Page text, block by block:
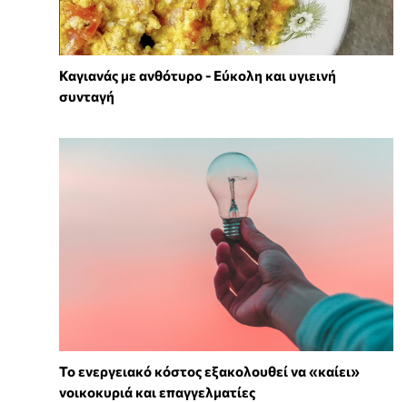
Καγιανάς με ανθότυρο - Εύκολη και υγιεινή
συνταγή
Το ενεργειακό κόστος εξακολουθεί να «καίει»
νοικοκυριά και επαγγελματίες